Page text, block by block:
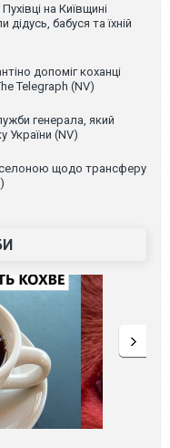
на Київщині
дідусь, бабуся та їхній
допоміг коханці
Telegraph (NV)
генерала, який
України (NV)
щодо трансферу